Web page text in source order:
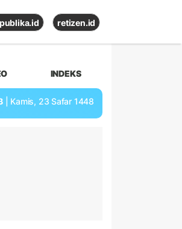
retizen.id
INDEKS
| Kamis, 23 Safar 1448